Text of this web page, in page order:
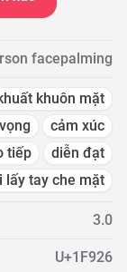
facepalming
khuôn mặt
cảm xúc
tiếp
diễn đạt
lấy tay che mặt
3.0
U+1F926